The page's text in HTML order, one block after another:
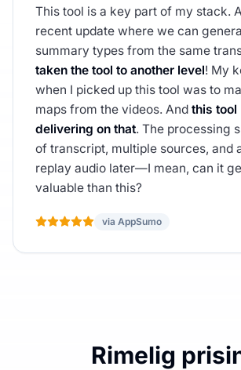
This tool is a key part of my stack.
recent update where we can
summary types from the same
taken the tool to another level! My
when I picked up this tool was to
maps from the videos. And this tool
delivering on that. The processing
of transcript, multiple sources, and
replay audio later—I mean, can it
valuable than this?
via AppSumo
Rimelig